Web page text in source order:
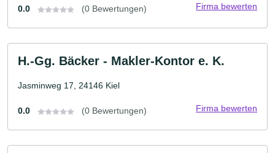
0.0 (0 Bewertungen) Firma bewerten
H.-Gg. Bäcker - Makler-Kontor e. K.
Jasminweg 17, 24146 Kiel
0.0 (0 Bewertungen) Firma bewerten